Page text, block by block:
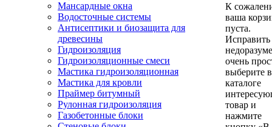
Мансардные окна
Водосточные системы
Антисептики и биозащита для
древесины
Гидроизоляция
Гидроизоляционные смеси
Мастика гидроизоляционная
Мастика для кровли
Праймер битумный
Рулонная гидроизоляция
Газобетонные блоки
К
ваша
пуста.
Исправить
очень
выберите в
каталоге
товар и
нажмите